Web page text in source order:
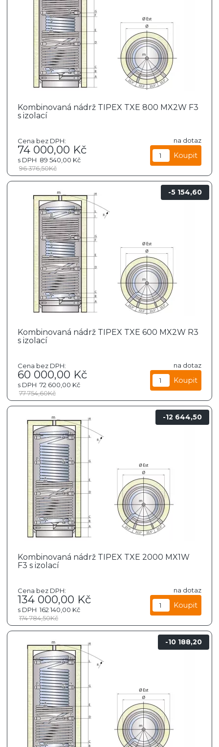
Kombinovaná nádrž TIPEX TXE 800 MX2W F3
s izolací
na dotaz
Cena bez DPH:
74 000,00 Kč
s DPH 89 540,00 Kč
96 376,50Kč
Kombinovaná nádrž TIPEX TXE 600 MX2W R3
s izolací
na dotaz
Cena bez DPH:
60 000,00 Kč
s DPH 72 600,00 Kč
5 154,60
77 754,60Kč
Kombinovaná nádrž TIPEX TXE 2000 MX1W
F3 s izolací
na dotaz
Cena bez DPH:
134 000,00 Kč
s DPH 162 140,00 Kč
12 644,50
174 784,50Kč
10 188,20